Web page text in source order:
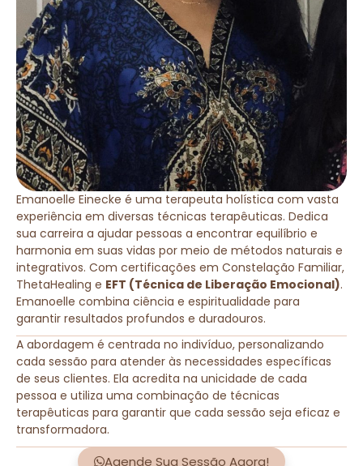
Emanoelle Einecke é uma terapeuta holística com vasta
experiência em diversas técnicas terapêuticas. Dedica
sua carreira a ajudar pessoas a encontrar equilíbrio e
harmonia em suas vidas por meio de métodos naturais e
integrativos. Com certificações em Constelação Familiar,
ThetaHealing e EFT (Técnica de Liberação Emocional).
Emanoelle combina ciência e espiritualidade para
garantir resultados profundos e duradouros.
A abordagem é centrada no indivíduo, personalizando
cada sessão para atender às necessidades específicas
de seus clientes. Ela acredita na unicidade de cada
pessoa e utiliza uma combinação de técnicas
terapêuticas para garantir que cada sessão seja eficaz e
transformadora.
Agende Sua Sessão Agora!